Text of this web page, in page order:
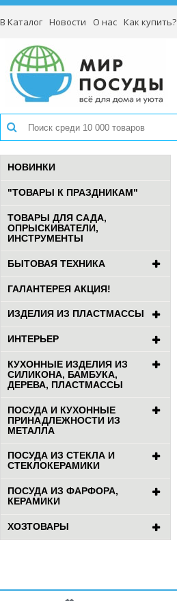
В Каталог Новости О нас Как купить?
НОВИНКИ
"ТОВАРЫ К ПРАЗДНИКАМ"
ТОВАРЫ ДЛЯ САДА,
ОПРЫСКИВАТЕЛИ,
ИНСТРУМЕНТЫ
БЫТОВАЯ ТЕХНИКА
ГАЛАНТЕРЕЯ АКЦИЯ!
ИЗДЕЛИЯ ИЗ ПЛАСТМАССЫ
ИНТЕРЬЕР
КУХОННЫЕ ИЗДЕЛИЯ ИЗ
СИЛИКОНА, БАМБУКА,
ДЕРЕВА, ПЛАСТМАССЫ
ПОСУДА И КУХОННЫЕ
ПРИНАДЛЕЖНОСТИ ИЗ
МЕТАЛЛА
ПОСУДА ИЗ СТЕКЛА И
СТЕКЛОКЕРАМИКИ
ПОСУДА ИЗ ФАРФОРА,
КЕРАМИКИ
ХОЗТОВАРЫ